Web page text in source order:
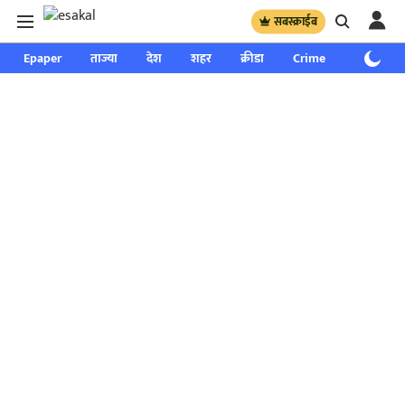
सबस्क्राईब
Epaper ताज्या देश शहर क्रीडा Crime साप्ताहिक